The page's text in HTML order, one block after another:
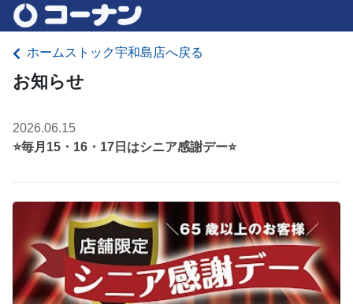
ホームストック宇和島店へ戻る
お知らせ
2026.06.15
⭐毎月15・16・17日はシニア感謝デー⭐